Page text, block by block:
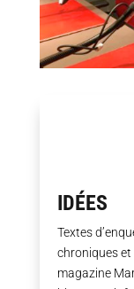
IDÉES
Textes
chroniques
magazine